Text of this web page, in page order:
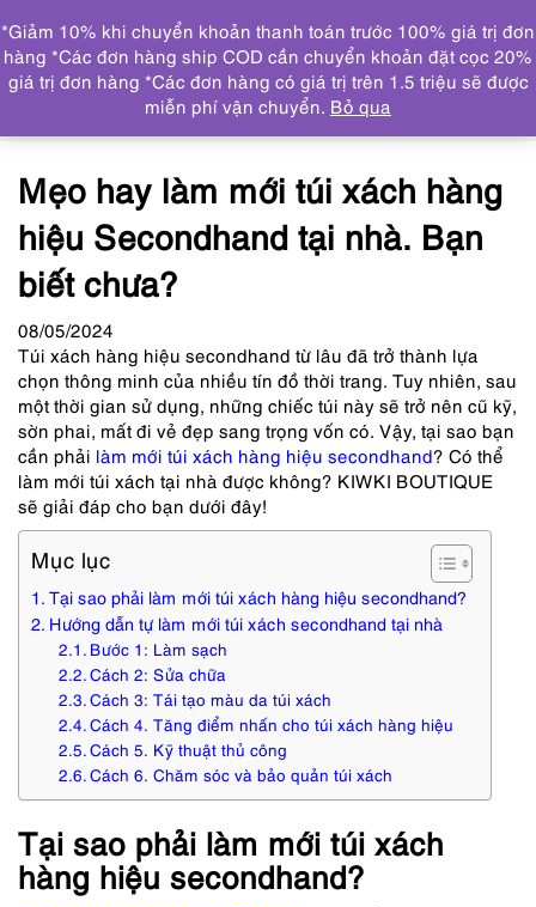
DANH MỤC
Trang chủ Tin tức
Mẹo hay làm mới túi xách hàng hiệu
Secondhand tại nhà. Bạn biết chưa?
Mẹo hay làm mới túi xách hàng
hiệu Secondhand tại nhà. Bạn
biết chưa?
08/05/2024
Túi xách hàng hiệu secondhand từ lâu đã trở thành lựa
chọn thông minh của nhiều tín đồ thời trang. Tuy nhiên, sau
một thời gian sử dụng, những chiếc túi này sẽ trở nên cũ kỹ,
sờn phai, mất đi vẻ đẹp sang trọng vốn có. Vậy, tại sao bạn
cần phải làm mới túi xách hàng hiệu secondhand? Có thể
làm mới túi xách tại nhà được không? KIWKI BOUTIQUE
sẽ giải đáp cho bạn dưới đây!
Mục lục
Tại sao phải làm mới túi xách hàng hiệu secondhand?
Hướng dẫn tự làm mới túi xách secondhand tại nhà
Bước 1: Làm sạch
Cách 2: Sửa chữa
Cách 3: Tái tạo màu da túi xách
Cách 4. Tăng điểm nhấn cho túi xách hàng hiệu
Cách 5. Kỹ thuật thủ công
Cách 6. Chăm sóc và bảo quản túi xách
Tại sao phải làm mới túi xách
hàng hiệu secondhand?
*Giảm 10% khi chuyển khoản thanh toán trước 100% giá trị đơn
hàng *Các đơn hàng ship COD cần chuyển khoản đặt cọc 20%
giá trị đơn hàng *Các đơn hàng có giá trị trên 1.5 triệu sẽ được
miễn phí vận chuyển. Bỏ qua